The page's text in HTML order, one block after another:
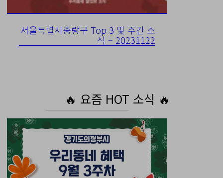
서울특별시중랑구 Top 3 및 주간 소
식 – 20231122
🔥 요즘 HOT 소식 🔥